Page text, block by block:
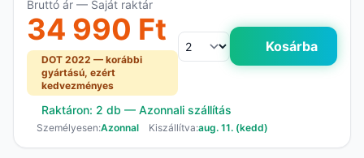
Bruttó ár — Saját raktár
34 990 Ft
DOT 2022 — korábbi
gyártású, ezért
kedvezményes
Kosárba
Raktáron: 2 db — Azonnali szállítás
Személyesen:Azonnal Kiszállítva:aug. 11. (kedd)